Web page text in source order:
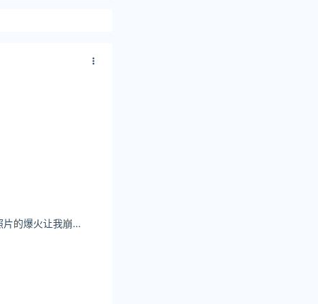
糖月tyy 这组敦煌照片的爆火让我崩溃（澄清一下） - 小红书